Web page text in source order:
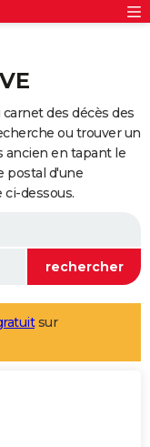
des décès des
ou trouver un
ancien en tapant le
postal d'une
dessous.
sur